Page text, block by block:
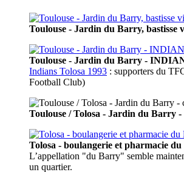
Toulouse - Jardin du Barry, bastisse
Toulouse - Jardin du Barry -
Indians Tolosa 1993 : supporters du
Football Club)
Toulouse / Tolosa - Jardin du Barry -
Tolosa - boulangerie et pharmacie
L’appellation "du Barry" semble
un quartier.